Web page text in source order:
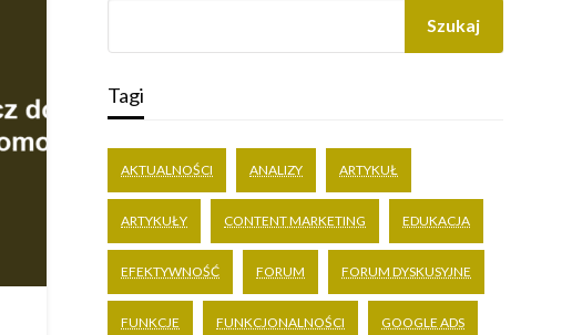
Szukaj
Tagi
AKTUALNOŚCI ANALIZY ARTYKUŁ
ARTYKUŁY CONTENT MARKETING EDUKACJA
EFEKTYWNOŚĆ FORUM FORUM DYSKUSYJNE
FUNKCJE FUNKCJONALNOŚCI GOOGLE ADS